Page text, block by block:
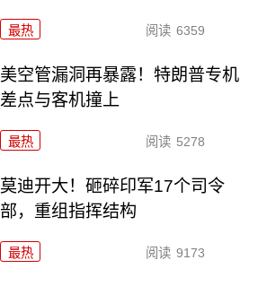
最热 阅读 6359
美空管漏洞再暴露！特朗普专机
差点与客机撞上
最热 阅读 5278
莫迪开大！砸碎印军17个司令
部，重组指挥结构
最热 阅读 9173